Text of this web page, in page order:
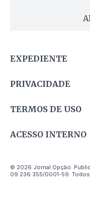
EXPEDIENTE
PRIVACIDADE
TERMOS DE USO
ACESSO INTERNO
© 2026 Jornal Opção.
09.236.355/0001-59.